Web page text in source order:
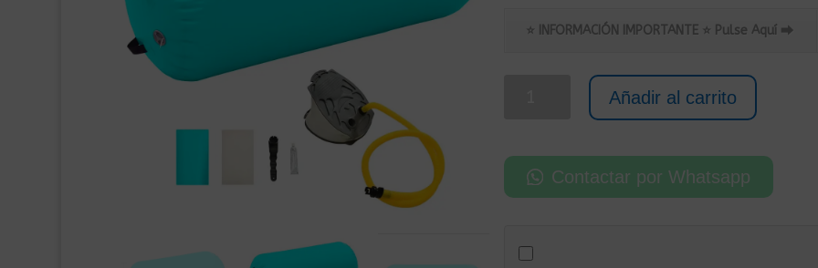
original
105,00€.
actual
85,00€.
⭐ INFORMACIÓN IMPORTANTE ⭐ Pulse Aquí ⮕
Gimnasia
con
Hinchado
Añadir al carrito
Contactar por Whatsapp